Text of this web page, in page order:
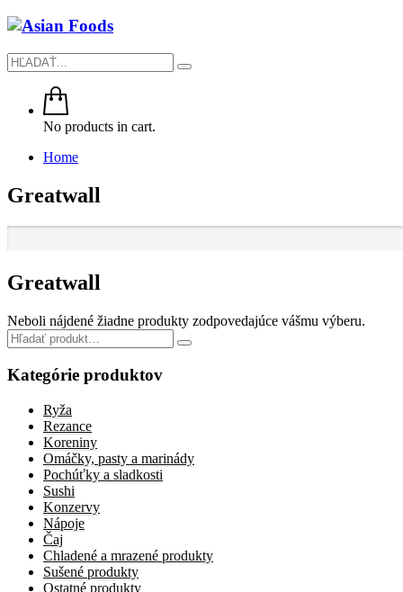
No products in cart.
Home
Greatwall
Greatwall
Neboli nájdené žiadne produkty zodpovedajúce vášmu výberu.
Search
for:
Kategórie produktov
Ryža
Rezance
Koreniny
Omáčky, pasty a marinády
Pochúťky a sladkosti
Sushi
Konzervy
Nápoje
Čaj
Chladené a mrazené produkty
Sušené produkty
Ostatné produkty